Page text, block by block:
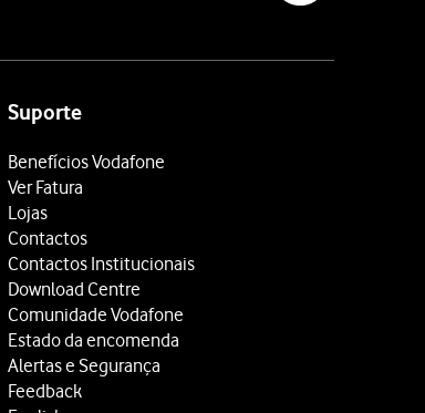
Suporte
Benefícios Vodafone
Ver Fatura
Lojas
Contactos
Contactos Institucionais
Download Centre
Comunidade Vodafone
Estado da encomenda
Alertas e Segurança
Feedback